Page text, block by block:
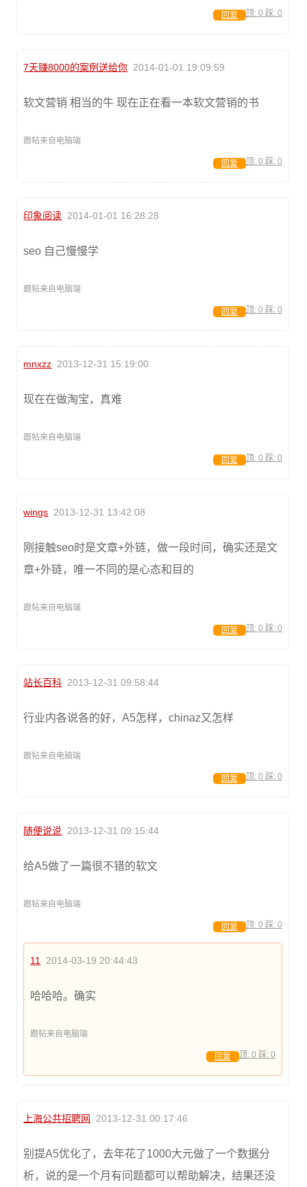
顶: 0 踩: 0
回复
7天赚8000的案例送给你 2014-01-01 19:09:59
软文营销 相当的牛 现在正在看一本软文营销的书
跟帖来自电脑端
顶: 0 踩: 0
回复
印象阅读 2014-01-01 16:28:28
seo 自己慢慢学
跟帖来自电脑端
顶: 0 踩: 0
回复
mnxzz 2013-12-31 15:19:00
现在在做淘宝，真难
跟帖来自电脑端
顶: 0 踩: 0
回复
wings 2013-12-31 13:42:08
刚接触seo时是文章+外链，做一段时间，确实还是文
章+外链，唯一不同的是心态和目的
跟帖来自电脑端
顶: 0 踩: 0
回复
站长百科 2013-12-31 09:58:44
行业内各说各的好，A5怎样，chinaz又怎样
跟帖来自电脑端
顶: 0 踩: 0
回复
随便说说 2013-12-31 09:15:44
给A5做了一篇很不错的软文
跟帖来自电脑端
顶: 0 踩: 0
回复
11 2014-03-19 20:44:43
哈哈哈。确实
跟帖来自电脑端
顶: 0 踩: 0
回复
上海公共招聘网 2013-12-31 00:17:46
别提A5优化了，去年花了1000大元做了一个数据分
析，说的是一个月有问题都可以帮助解决，结果还没